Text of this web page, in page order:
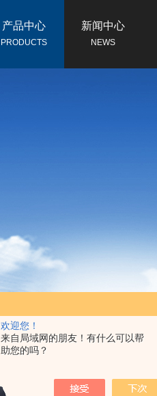
欢迎您！
来自局域网的朋友！有什么可以帮
助您的吗？
产品中心
PRODUCTS
新闻中心
NEWS
我的位置： 首页>